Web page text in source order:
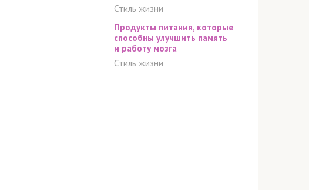
Стиль жизни
Продукты питания, которые
способны улучшить память
и работу мозга
Стиль жизни